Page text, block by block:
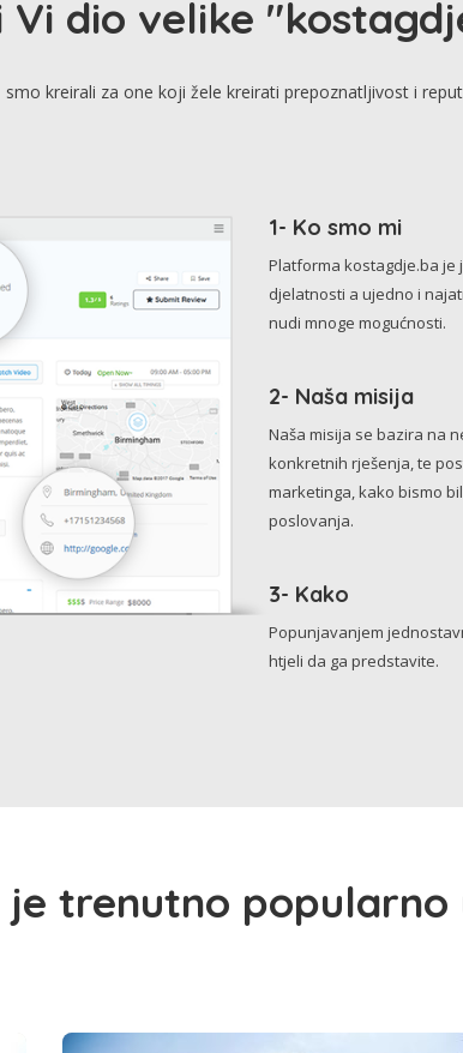
Vi dio velike
kreirali za one koji žele kreirati prepoznatljivost i
1- Ko smo mi
Platforma kostagdje.ba
djelatnosti a ujedno i
nudi mnoge mogućnosti.
2- Naša misija
Naša misija se bazira na
konkretnih rješenja, te
marketinga, kako bismo
poslovanja.
3- Kako
Popunjavanjem
htjeli da ga predstavite.
je trenutno popularno